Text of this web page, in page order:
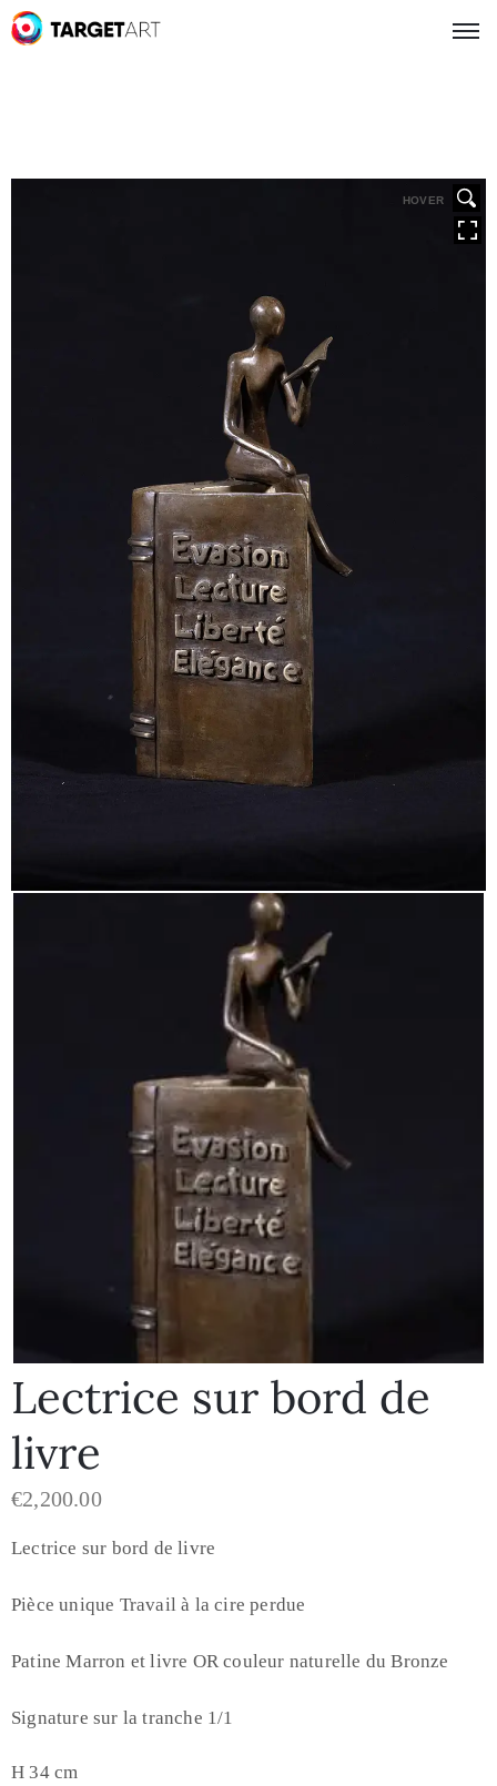
HOVER
Lectrice sur bord de
livre
€2,200.00
Lectrice sur bord de livre
Pièce unique Travail à la cire perdue
Patine Marron et livre OR couleur naturelle du Bronze
Signature sur la tranche 1/1
H 34 cm